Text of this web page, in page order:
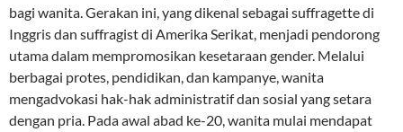
bagi wanita. Gerakan ini, yang dikenal sebagai suffragette di
Inggris dan suffragist di Amerika Serikat, menjadi pendorong
utama dalam mempromosikan kesetaraan gender. Melalui
berbagai protes, pendidikan, dan kampanye, wanita
mengadvokasi hak-hak administratif dan sosial yang setara
dengan pria. Pada awal abad ke-20, wanita mulai mendapat